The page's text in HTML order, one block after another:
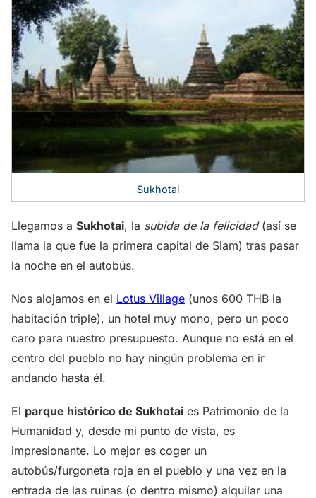
Sukhotai
Llegamos a Sukhotai, la subida de la felicidad(así se
llama la que fue la primera capital de Siam) tras pasar
la noche en el autobús.
Nos alojamos en el Lotus Village (unos 600 THB la
habitación triple), un hotel muy mono, pero un poco
caro para nuestro presupuesto. Aunque no está en el
centro del pueblo no hay ningún problema en ir
andando hasta él.
El parque histórico de Sukhotai es Patrimonio de la
Humanidad y, desde mi punto de vista, es
impresionante. Lo mejor es coger un
autobús/furgoneta roja en el pueblo y una vez en la
entrada de las ruinas (o dentro mismo) alquilar una